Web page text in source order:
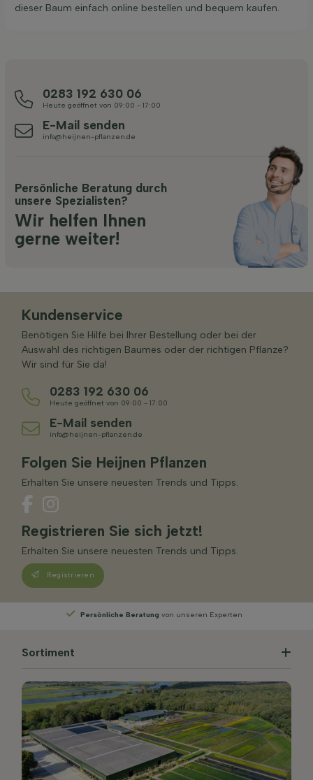
dieser Baum einfach online bestellen und bequem kaufen.
0283 192 630 06
Heute geöffnet von 09:00 - 17:00
E-Mail senden
info@heijnen-pflanzen.de
Persönliche Beratung durch
unsere Spezialisten?
Wir helfen Ihnen
gerne weiter!
Kundenservice
Benötigen Sie Hilfe bei Ihrer Bestellung oder bei der
Auswahl des richtigen Baumes oder der richtigen Pflanze?
Wir sind für Sie da!
0283 192 630 06
Heute geöffnet von 09:00 - 17:00
E-Mail senden
info@heijnen-pflanzen.de
Folgen Sie Heijnen Pflanzen
Erhalten Sie unsere neuesten Trends und Tipps.
Registrieren Sie sich jetzt!
Erhalten Sie unsere neuesten Trends und Tipps.
Registrieren
WählenSie Ihre Lieferwoche
Sortiment